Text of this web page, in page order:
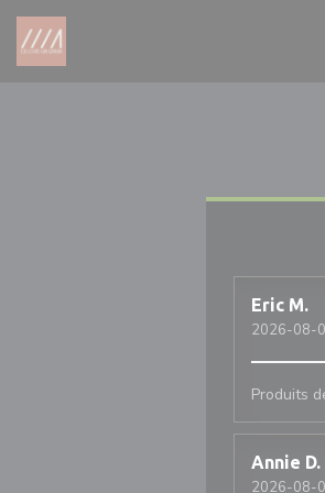
Панель управления cookies
Eric M
2026-08-
Produits
Annie D
2026-08-